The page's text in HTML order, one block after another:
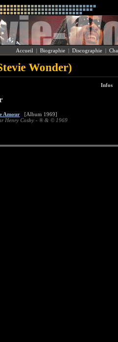
Accueil | Biographie| Discographie|
Wonder)
Infos
Amour [Album 1969]
Henry Cosby - ® & © 1969